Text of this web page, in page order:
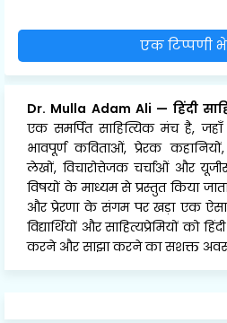
एक टिप्पणी
Dr. Mulla Adam Ali — हिंदी
एक समर्पित साहित्यिक मंच है, जहाँ
भावपूर्ण कविताओं, प्रेरक
लेखों, विचारोत्तेजक चर्चाओं और
विषयों के माध्यम से प्रस्तुत किया
और प्रेरणा के संगम पर खड़ा एक
विद्यार्थियों और साहित्यप्रेमियों को
करने और साझा करने का सशक्त अवसर